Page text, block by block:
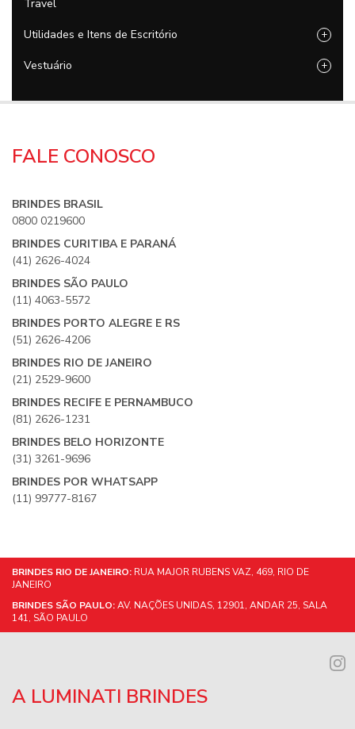
Travel
Utilidades e Itens de Escritório +
Vestuário +
FALE CONOSCO
BRINDES BRASIL
0800 0219600
BRINDES CURITIBA E PARANÁ
(41) 2626-4024
BRINDES SÃO PAULO
(11) 4063-5572
BRINDES PORTO ALEGRE E RS
(51) 2626-4206
BRINDES RIO DE JANEIRO
(21) 2529-9600
BRINDES RECIFE E PERNAMBUCO
(81) 2626-1231
BRINDES BELO HORIZONTE
(31) 3261-9696
BRINDES POR WHATSAPP
(11) 99777-8167
BRINDES RIO DE JANEIRO: RUA MAJOR RUBENS VAZ, 469, RIO DE
JANEIRO
BRINDES SÃO PAULO:AV. NAÇÕES UNIDAS, 12901, ANDAR 25, SALA
141, SÃO PAULO
A LUMINATI BRINDES